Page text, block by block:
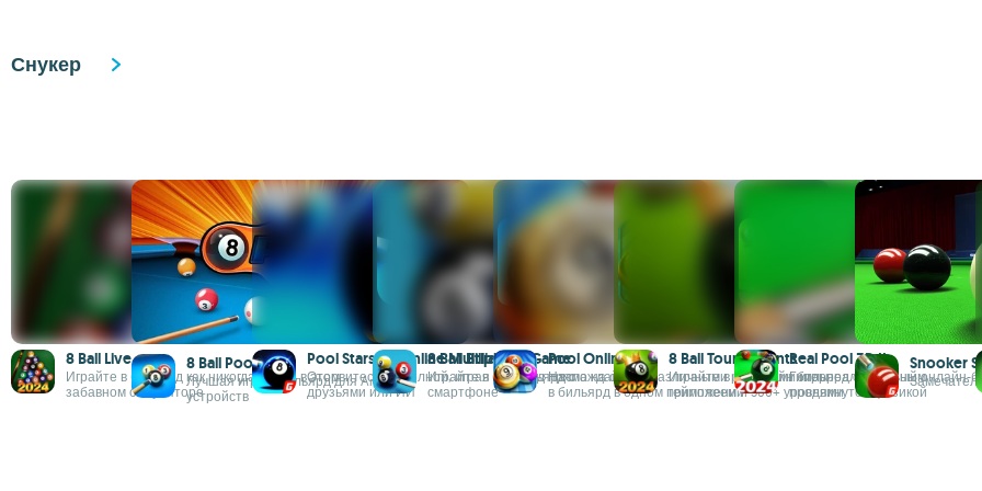
Снукер
8 Ball Live
Играйте в бильярд как никогда ранее в этом
забавном симуляторе
8 Ball Pool
Лучшая игра в бильярд для Android-
устройств
Pool Stars 3D Online Multiplayer Game
Оторвитесь по полной, играя в в бильярд с
друзьями или ИИ
8 Ball Billiard
Играйте в бильярд прямо на своем
смартфоне
Pool Online
Наслаждайтесь различными режимами игры
в бильярд в одном приложении
8 Ball Tournaments
Играйте в оффлайн бильярд с реальным
геймплеем и 500+ уровнями
Real Pool 3D II
Гиперреалистичный онлайн-
продвинутой физикой
Snooker